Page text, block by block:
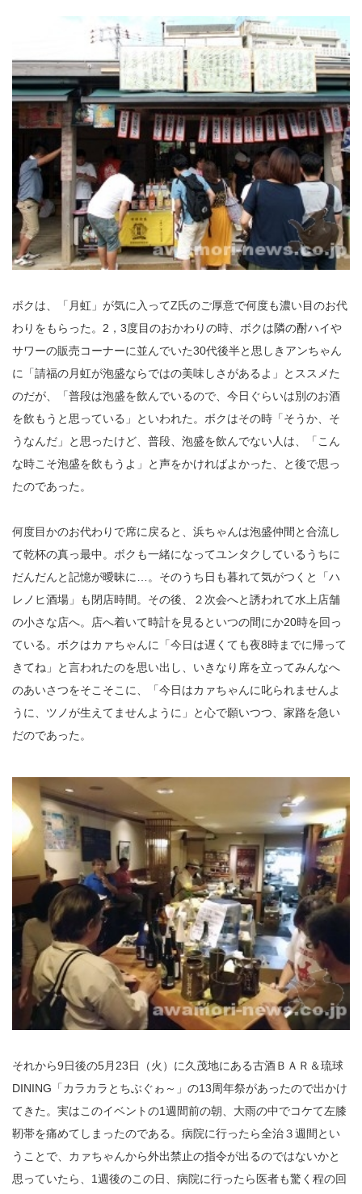
ボクは、「月虹」が気に入ってZ氏のご厚意で何度も濃い目のお代
わりをもらった。2，3度目のおかわりの時、ボクは隣の酎ハイや
サワーの販売コーナーに並んでいた30代後半と思しきアンちゃん
に「請福の月虹が泡盛ならではの美味しさがあるよ」とススメた
のだが、「普段は泡盛を飲んでいるので、今日ぐらいは別のお酒
を飲もうと思っている」といわれた。ボクはその時「そうか、そ
うなんだ」と思ったけど、普段、泡盛を飲んでない人は、「こん
な時こそ泡盛を飲もうよ」と声をかければよかった、と後で思っ
たのであった。
何度目かのお代わりで席に戻ると、浜ちゃんは泡盛仲間と合流し
て乾杯の真っ最中。ボクも一緒になってユンタクしているうちに
だんだんと記憶が曖昧に…。そのうち日も暮れて気がつくと「ハ
レノヒ酒場」も閉店時間。その後、２次会へと誘われて水上店舗
の小さな店へ。店へ着いて時計を見るといつの間にか20時を回っ
ている。ボクはカァちゃんに「今日は遅くても夜8時までに帰って
きてね」と言われたのを思い出し、いきなり席を立ってみんなへ
のあいさつをそこそこに、「今日はカァちゃんに叱られませんよ
うに、ツノが生えてませんように」と心で願いつつ、家路を急い
だのであった。
それから9日後の5月23日（火）に久茂地にある古酒ＢＡＲ＆琉球
DINING「カラカラとちぶぐゎ～」の13周年祭があったので出かけ
てきた。実はこのイベントの1週間前の朝、大雨の中でコケて左膝
靭帯を痛めてしまったのである。病院に行ったら全治３週間とい
うことで、カァちゃんから外出禁止の指令が出るのではないかと
思っていたら、1週後のこの日、病院に行ったら医者も驚く程の回